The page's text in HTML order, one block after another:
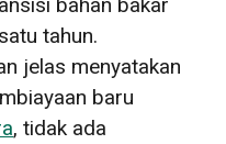
tahun.
jelas menyatakan
baru
, tidak ada